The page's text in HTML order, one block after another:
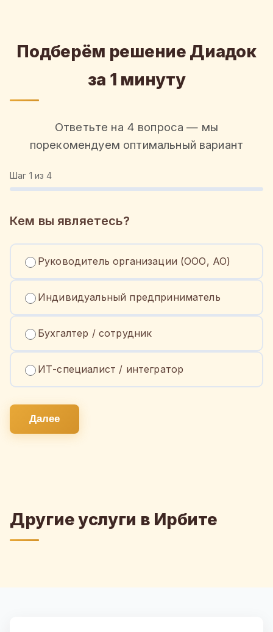
Подберём решение Диадок
за 1 минуту
Ответьте на 4 вопроса — мы
порекомендуем оптимальный вариант
Шаг 1 из 4
Кем вы являетесь?
Руководитель организации (ООО, АО)
Индивидуальный предприниматель
Бухгалтер / сотрудник
ИТ-специалист / интегратор
Далее
Другие услуги в Ирбите